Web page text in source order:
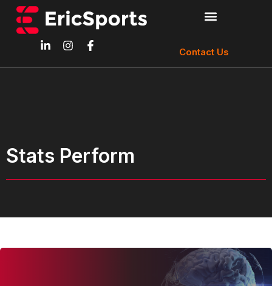
Contact Us
Stats Perform